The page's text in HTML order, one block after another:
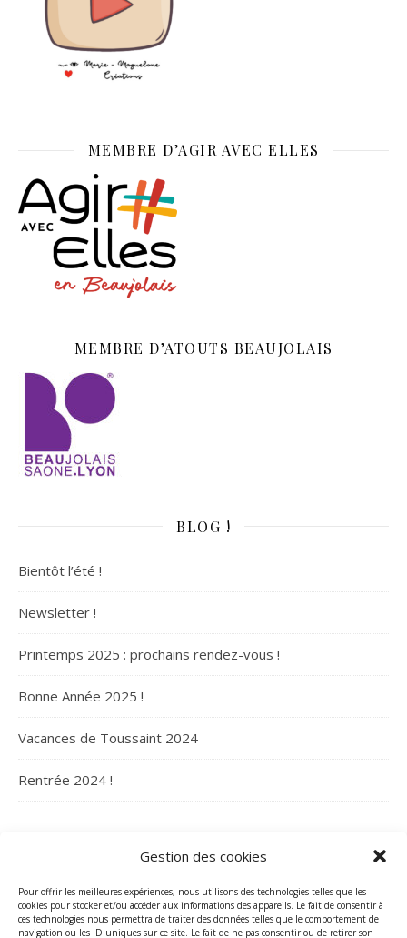
Gestion des cookies
Pour offrir les meilleures expériences, nous utilisons des technologies telles que les
cookies pour stocker et/ou accéder aux informations des appareils. Le fait de consentir à
ces technologies nous permettra de traiter des données telles que le comportement de
navigation ou les ID uniques sur ce site. Le fait de ne pas consentir ou de retirer son
MEMBRE D’AGIR AVEC ELLES
MEMBRE D’ATOUTS BEAUJOLAIS
BLOG !
Bientôt l’été !
Newsletter !
Printemps 2025 : prochains rendez-vous !
Bonne Année 2025 !
Vacances de Toussaint 2024
Rentrée 2024 !
ARCHIVES
Archives